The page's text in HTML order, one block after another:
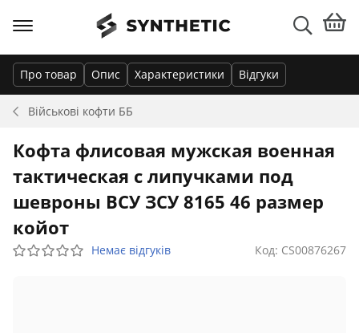
Військові кофти ББ
Про товар Опис Характеристики Відгуки
Кофта флисовая мужская военная
тактическая с липучками под
шевроны ВСУ ЗСУ 8165 46 размер
койот
Немає відгуків Код: CS00876267